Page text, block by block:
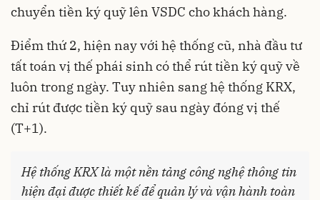
chuyển tiền ký quỹ lên VSDC cho khách hàng.
Điểm thứ 2, hiện nay với hệ thống cũ, nhà đầu tư
tất toán vị thế phái sinh có thể rút tiền ký quỹ về
luôn trong ngày. Tuy nhiên sang hệ thống KRX,
chỉ rút được tiền ký quỹ sau ngày đóng vị thế
(T+1).
Hệ thống KRX là một nền tảng công nghệ thông tin
hiện đại được thiết kế để quản lý và vận hành toàn